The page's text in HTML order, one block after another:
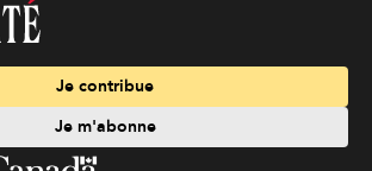
Je contribue
Je m'abonne